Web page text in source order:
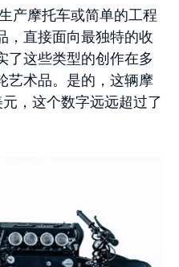
产摩托车或简单的工程
，直接面向最独特的收
了这些类型的创作在多
艺术品。是的，这辆摩
，这个数字远远超过了